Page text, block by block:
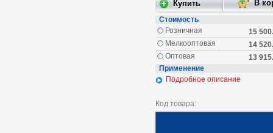
Стоимость
15
Розничная
14
Мелкооптовая
13
Оптовая
Применение
Подробное описание
Код товара: